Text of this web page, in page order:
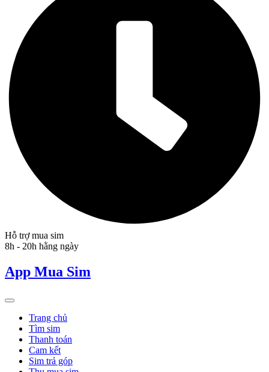
Hỗ trợ mua sim
8h - 20h hằng ngày
App Mua Sim
Trang chủ
Tìm sim
Thanh toán
Cam kết
Sim trả góp